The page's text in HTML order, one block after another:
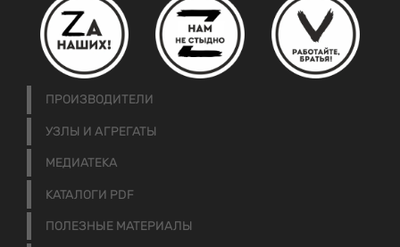
ПРОИЗВОДИТЕЛИ
УЗЛЫ И АГРЕГАТЫ
МЕДИАТЕКА
КАТАЛОГИ PDF
ПОЛЕЗНЫЕ МАТЕРИАЛЫ